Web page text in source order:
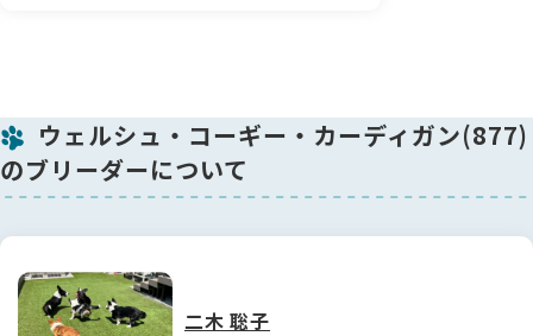
また、飼い主さまのご都合でお迎えが生後4ヶ月に延びる場合
には、預かり料が発生いたしますのでご了承ください😊
きいろ君が新しいご家族のもとで幸せに過ごせるよう、最後ま
で丁寧にサポートさせていただきます🐾💛
ウェルシュ・コーギー・カーディガン(877)
のブリーダーについて
二木 聡子